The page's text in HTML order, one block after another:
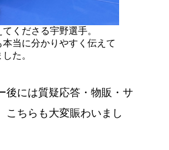
くださる宇野選手。
本当に分かりやすく伝えて
た。
後には質疑応答・物販・サ
こちらも大変賑わいまし